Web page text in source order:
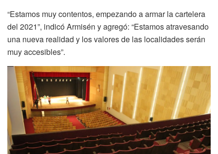
“Estamos muy contentos, empezando a armar la cartelera
del 2021”, indicó Armisén y agregó: “Estamos atravesando
una nueva realidad y los valores de las localidades serán
muy accesibles”.